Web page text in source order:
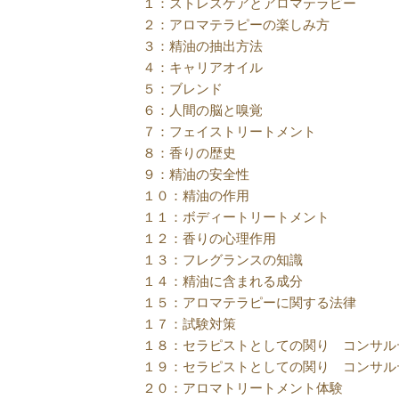
２：アロマテラピーの楽しみ方
３：精油の抽出方法
４：キャリアオイル
５：ブレンド
６：人間の脳と嗅覚
７：フェイストリートメント
８：香りの歴史
９：精油の安全性
１０：精油の作用
１１：ボディートリートメント
１２：香りの心理作用
１３：フレグランスの知識
１４：精油に含まれる成分
１５：アロマテラピーに関する法律
１７：試験対策
１８：セラピストとしての関り コンサ
１９：セラピストとしての関り コンサ
２０：アロマトリートメント体験